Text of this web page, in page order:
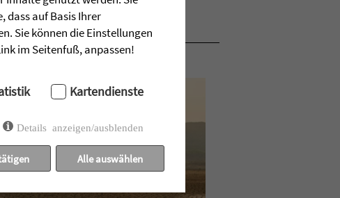
dass auf Basis Ihrer
Sie können die Einstellungen
im Seitenfuß, anpassen!
Kartendienste
Details anzeigen/ausblenden
Alle auswählen